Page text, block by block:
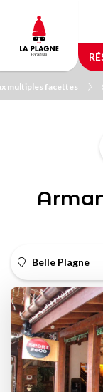
contenu
principal
multiples facettes
Belle Plagne